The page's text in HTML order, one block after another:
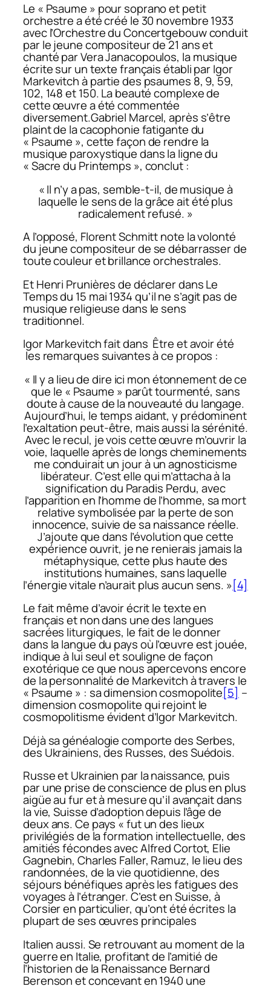
Le « Psaume » pour soprano et petit
orchestre a été créé le 30 novembre 1933
avec l’Orchestre du Concertgebouw conduit
par le jeune compositeur de 21 ans et
chanté par Vera Janacopoulos, la musique
écrite sur un texte français établi par Igor
Markevitch à partie des psaumes 8, 9, 59,
102, 148 et 150. La beauté complexe de
cette œuvre a été commentée
diversement.Gabriel Marcel, après s’être
plaint de la cacophonie fatigante du
« Psaume », cette façon de rendre la
musique paroxystique dans la ligne du
« Sacre du Printemps », conclut :
« Il n’y a pas, semble-t-il, de musique à
laquelle le sens de la grâce ait été plus
radicalement refusé. »
A l’opposé, Florent Schmitt note la volonté
du jeune compositeur de se débarrasser de
toute couleur et brillance orchestrales.
Et Henri Prunières de déclarer dansLe
Tempsdu 15 mai 1934 qu’il ne s’agit pas de
musique religieuse dans le sens
traditionnel.
Igor Markevitch fait dans Être et avoir été
les remarques suivantes à ce propos :
« Il y a lieu de dire ici mon étonnement de ce
que le « Psaume » parût tourmenté, sans
doute à cause de la nouveauté du langage.
Aujourd’hui, le temps aidant, y prédominent
l’exaltation peut-être, mais aussi la sérénité.
Avec le recul, je vois cette œuvre m’ouvrir la
voie, laquelle après de longs cheminements
me conduirait un jour à un agnosticisme
libérateur. C’est elle qui m’attacha à la
signification du Paradis Perdu, avec
l’apparition en l’homme de l’homme, sa mort
relative symbolisée par la perte de son
innocence, suivie de sa naissance réelle.
J’ajoute que dans l’évolution que cette
expérience ouvrit, je ne renierais jamais la
métaphysique, cette plus haute des
institutions humaines, sans laquelle
l’énergie vitale n’aurait plus aucun sens. »[4]
Le fait même d’avoir écrit le texte en
français et non dans une des langues
sacrées liturgiques, le fait de le donner
dans la langue du pays où l’œuvre est jouée,
indique à lui seul et souligne de façon
exotérique ce que nous apercevons encore
de la personnalité de Markevitch à travers le
« Psaume » : sa dimension cosmopolite[5] –
dimension cosmopolite qui rejoint le
cosmopolitisme évident d’Igor Markevitch.
Déjà sa généalogie comporte des Serbes,
des Ukrainiens, des Russes, des Suédois.
Russe et Ukrainien par la naissance, puis
par une prise de conscience de plus en plus
aigüe au fur et à mesure qu’il avançait dans
la vie, Suisse d’adoption depuis l’âge de
deux ans. Ce pays « fut un des lieux
privilégiés de la formation intellectuelle, des
amitiés fécondes avec Alfred Cortot, Elie
Gagnebin, Charles Faller, Ramuz, le lieu des
randonnées, de la vie quotidienne, des
séjours bénéfiques après les fatigues des
voyages à l’étranger. C’est en Suisse, à
Corsier en particulier, qu’ont été écrites la
plupart de ses œuvres principales
Italien aussi. Se retrouvant au moment de la
guerre en Italie, profitant de l’amitié de
l’historien de la Renaissance Bernard
Berenson et concevant en 1940 une